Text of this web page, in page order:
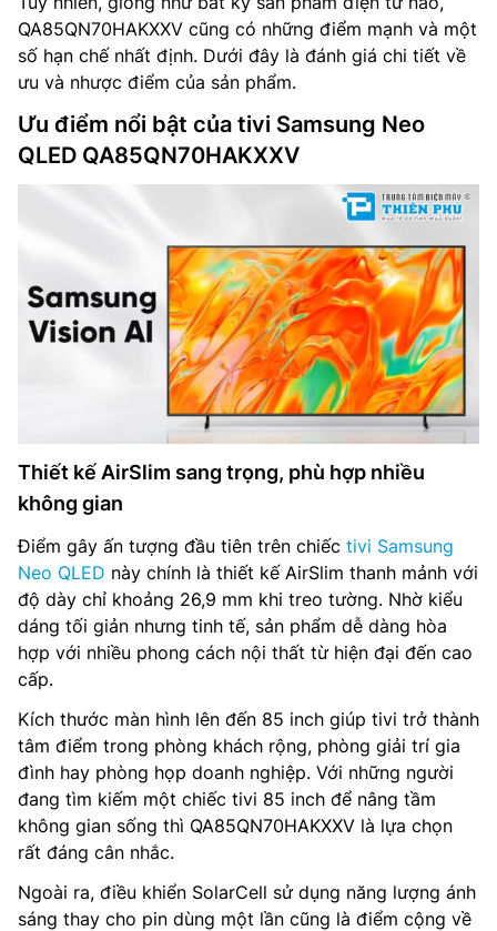
QA85QN70HAKXXV cũng có những điểm mạnh và một
số hạn chế nhất định. Dưới đây là đánh giá chi tiết về
ưu và nhược điểm của sản phẩm.
Ưu điểm nổi bật của tivi Samsung Neo
QLED QA85QN70HAKXXV
Thiết kế AirSlim sang trọng, phù hợp nhiều
không gian
Điểm gây ấn tượng đầu tiên trên chiếc tivi Samsung
Neo QLED này chính là thiết kế AirSlim thanh mảnh với
độ dày chỉ khoảng 26,9 mm khi treo tường. Nhờ kiểu
dáng tối giản nhưng tinh tế, sản phẩm dễ dàng hòa
hợp với nhiều phong cách nội thất từ hiện đại đến cao
cấp.
Kích thước màn hình lên đến 85 inch giúp tivi trở thành
tâm điểm trong phòng khách rộng, phòng giải trí gia
đình hay phòng họp doanh nghiệp. Với những người
đang tìm kiếm một chiếc tivi 85 inch để nâng tầm
không gian sống thì QA85QN70HAKXXV là lựa chọn
rất đáng cân nhắc.
Ngoài ra, điều khiển SolarCell sử dụng năng lượng ánh
sáng thay cho pin dùng một lần cũng là điểm cộng về